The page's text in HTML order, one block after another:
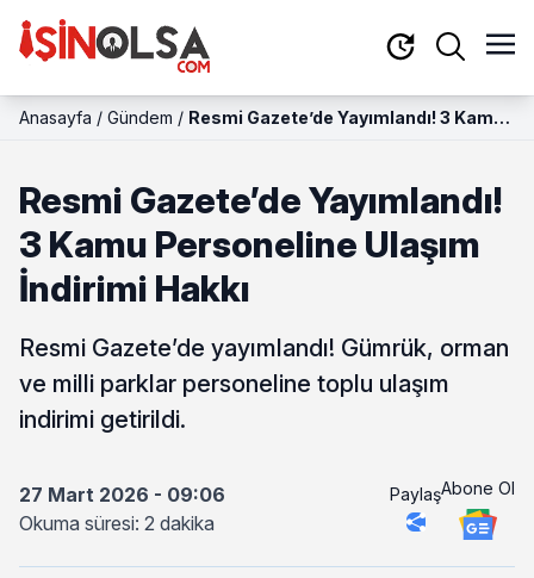
Anasayfa / Gündem / Resmi Gazete’de Yayımlandı! 3 Kamu
Resmi Gazete’de Yayımlandı!
3 Kamu Personeline Ulaşım
İndirimi Hakkı
Resmi Gazete’de yayımlandı! Gümrük, orman
ve milli parklar personeline toplu ulaşım
indirimi getirildi.
27 Mart 2026 - 09:06
Okuma süresi: 2 dakika
PaylaşAbone Ol